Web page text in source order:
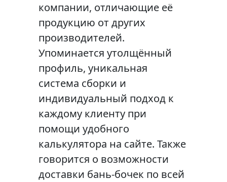
компании, отличающие её
продукцию от других
производителей.
Упоминается утолщённый
профиль, уникальная
система сборки и
индивидуальный подход к
каждому клиенту при
помощи удобного
калькулятора на сайте. Также
говорится о возможности
доставки бань-бочек по всей